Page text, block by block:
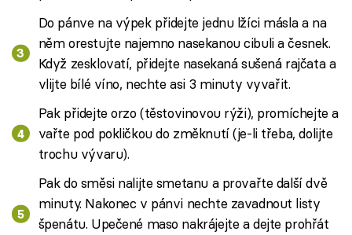
Do pánve na výpek přidejte jednu lžíci másla a na
něm orestujte najemno nasekanou cibuli a česnek.
Když zesklovatí, přidejte nasekaná sušená rajčata a
vlijte bílé víno, nechte asi 3 minuty vyvařit.
Pak přidejte orzo (těstovinovou rýži), promíchejte a
vařte pod pokličkou do změknutí (je-li třeba, dolijte
trochu vývaru).
Pak do směsi nalijte smetanu a provařte další dvě
minuty. Nakonec v pánvi nechte zavadnout listy
špenátu. Upečené maso nakrájejte a dejte prohřát